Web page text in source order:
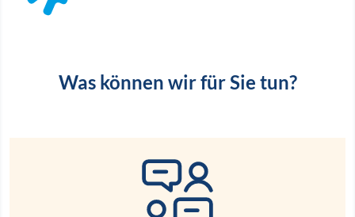
Was können wir für Sie tun?